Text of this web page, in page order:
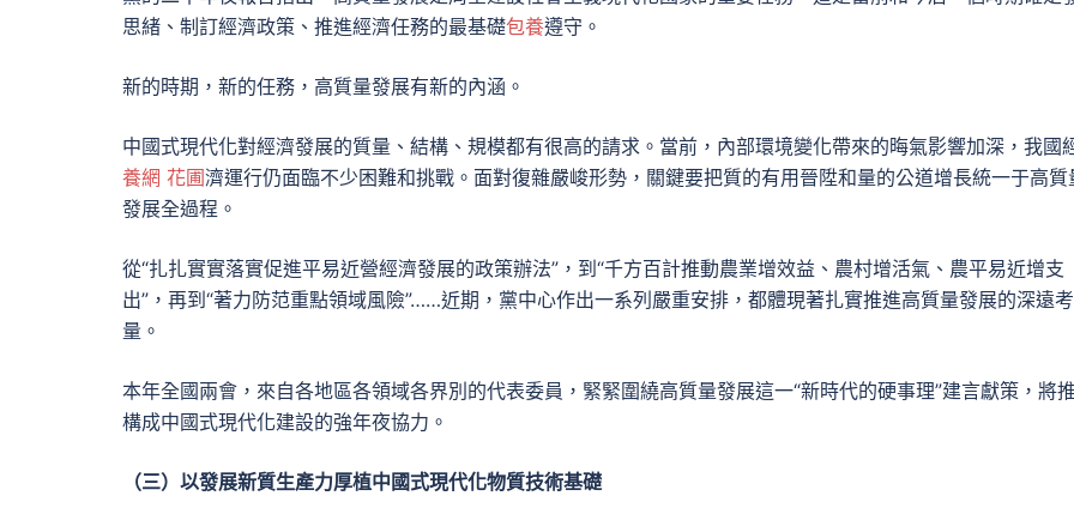
思緒、制訂經濟政策、推進經濟任務的最基礎包養遵守。
新的時期，新的任務，高質量發展有新的內涵。
中國式現代化對經濟發展的質量、結構、規模都有很高的請求。當前，內部環境變化帶來的晦氣影響加深，我國
養網 花圃濟運行仍面臨不少困難和挑戰。面對復雜嚴峻形勢，關鍵要把質的有用晉陞和量的公道增長統一于高質
發展全過程。
從“扎扎實實落實促進平易近營經濟發展的政策辦法”，到“千方百計推動農業增效益、農村增活氣、農平易近增支
出”，再到“著力防范重點領域風險”……近期，黨中心作出一系列嚴重安排，都體現著扎實推進高質量發展的深遠考
量。
本年全國兩會，來自各地區各領域各界別的代表委員，緊緊圍繞高質量發展這一“新時代的硬事理”建言獻策，將
構成中國式現代化建設的強年夜協力。
（三）以發展新質生產力厚植中國式現代化物質技術基礎